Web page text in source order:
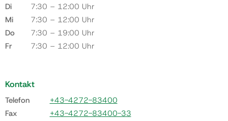
Di
7:30 – 12:00 Uhr
Mi
7:30 – 12:00 Uhr
Do
7:30 – 19:00 Uhr
Fr
7:30 – 12:00 Uhr
Kontakt
Telefon
+43-4272-83400
Fax
+43-4272-83400-33